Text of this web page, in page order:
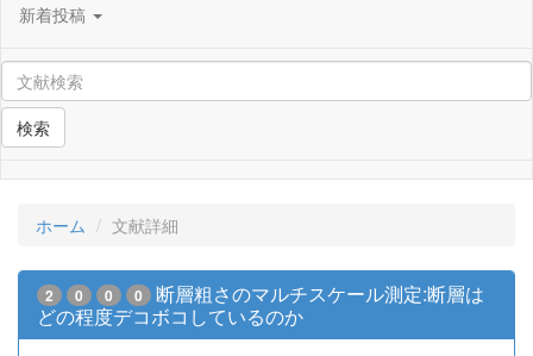
新着投稿
検索
ホーム 文献詳細
2 0 0 0
断層粗さのマルチスケール測定:断層は
どの程度デコボコしているのか